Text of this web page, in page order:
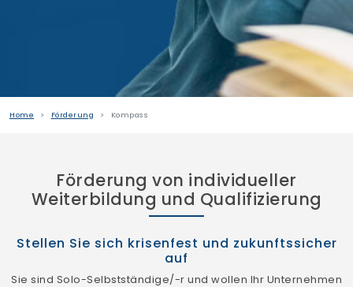
Home Förderung Kompass
Förderung von individueller
Weiterbildung und Qualifizierung
Stellen Sie sich krisenfest und zukunftssicher
auf
Sie sind Solo-Selbstständige/-r und wollen Ihr Unternehmen